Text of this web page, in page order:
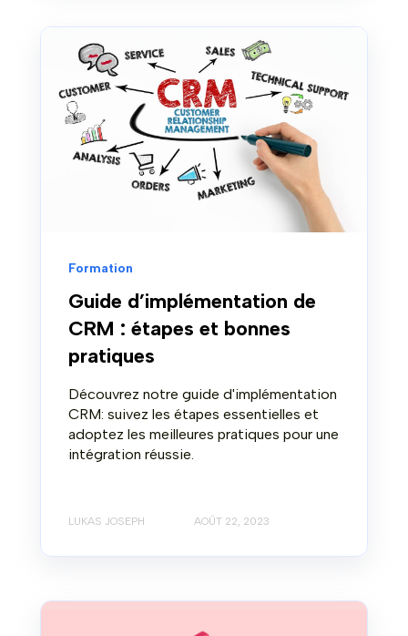
Formation
Guide d’implémentation de
CRM : étapes et bonnes
pratiques
Découvrez notre guide d'implémentation
CRM: suivez les étapes essentielles et
adoptez les meilleures pratiques pour une
intégration réussie.
LUKAS JOSEPH AOÛT 22, 2023